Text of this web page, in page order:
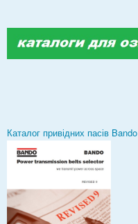
Каталог привідних пасів Bando